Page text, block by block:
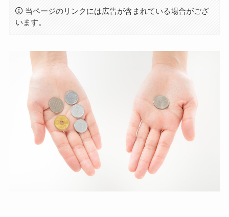
当ページのリンクには広告が含まれている場合がござ
います。